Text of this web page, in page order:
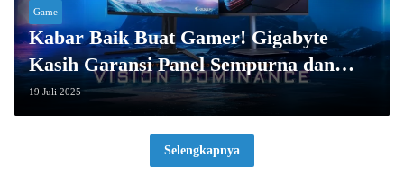
Game
Kabar Baik Buat Gamer! Gigabyte
Kasih Garansi Panel Sempurna dan
Monitor Baru, Lho!
19 Juli 2025
Selengkapnya